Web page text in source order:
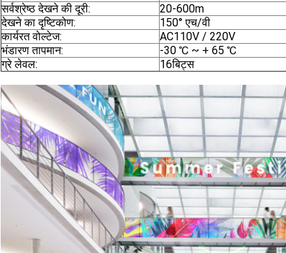
सर्वश्रेष्ठ देखने की दूरी:
20-600m
देखने का दृष्टिकोण:
150° एच/वी
कार्यरत वोल्टेज:
AC110V / 220V
भंडारण तापमान:
-30 ℃ ~ + 65 ℃
ग्रे लेवल:
16बिट्स